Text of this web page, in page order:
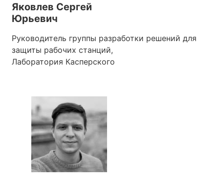
Яковлев Сергей
Юрьевич
Руководитель группы разработки решений для
защиты рабочих станций,
Лаборатория Касперского